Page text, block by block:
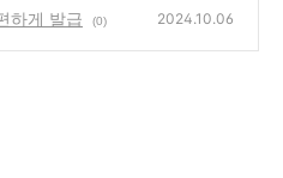
하게 발급 (0) 2024.10.06